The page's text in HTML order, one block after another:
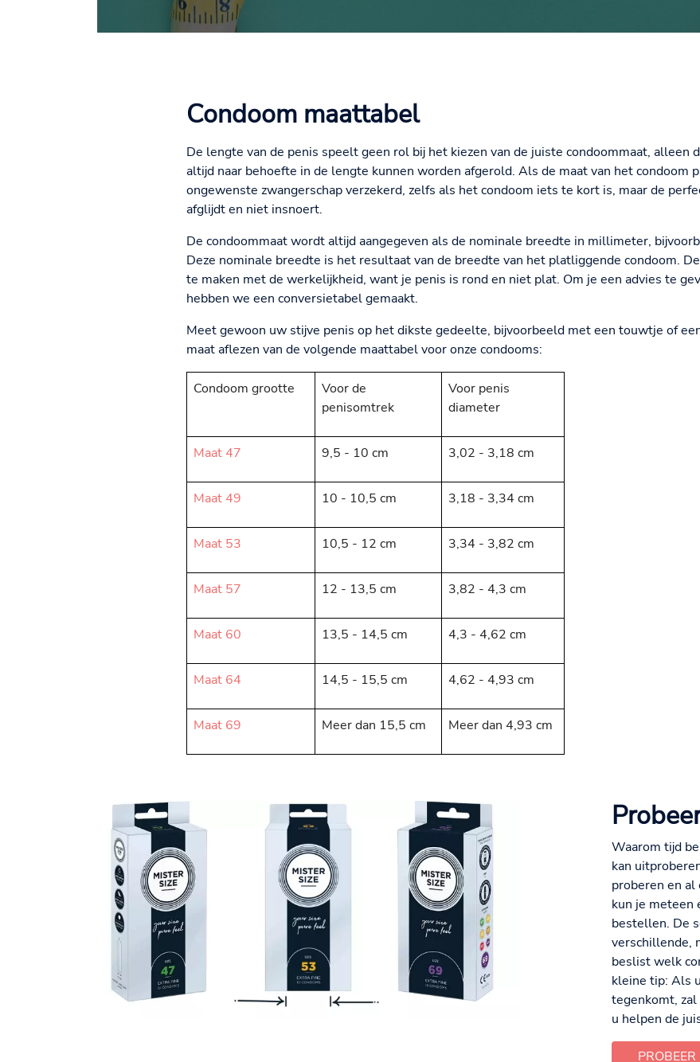
Condoom maattabel
De lengte van de penis speelt geen rol bij het kiezen van de juiste condoommaat, alleen
altijd naar behoefte in de lengte kunnen worden afgerold. Als de maat van het condoom
ongewenste zwangerschap verzekerd, zelfs als het condoom iets te kort is, maar de
afglijdt en niet insnoert.
De condoommaat wordt altijd aangegeven als de nominale breedte in millimeter,
Deze nominale breedte is het resultaat van de breedte van het platliggende condoom.
te maken met de werkelijkheid, want je penis is rond en niet plat. Om je een advies te
hebben we een conversietabel gemaakt.
Meet gewoon uw stijve penis op het dikste gedeelte, bijvoorbeeld met een touwtje of
maat aflezen van de volgende maattabel voor onze condooms:
Condoom grootte
Voor de
penisomtrek
Voor penis
diameter
Maat 47 9,5 - 10 cm 3,02 - 3,18 cm
Maat 49 10 - 10,5 cm 3,18 - 3,34 cm
Maat 53 10,5 - 12 cm 3,34 - 3,82 cm
Maat 57 12 - 13,5 cm 3,82 - 4,3 cm
Maat 60 13,5 - 14,5 cm 4,3 - 4,62 cm
Maat 64 14,5 - 15,5 cm 4,62 - 4,93 cm
Maat 69 Meer dan 15,5 cm Meer dan 4,93 cm
Waarom tijd
kan
proberen en al
kun je meteen
bestellen. De
verschillende,
beslist welk
kleine tip: Als
tegenkomt,
u helpen de